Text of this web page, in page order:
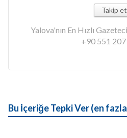
Takip et
Yalova'nın En Hızlı
+90 551
Bu İçeriğe Tepki Ver (en